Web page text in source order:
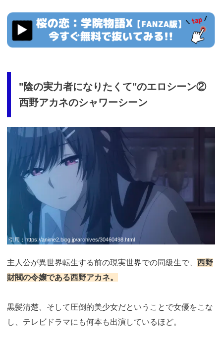
https://cv-
measurement.com/ad/p/r?
medium=261&ad=1026&creative=906
"陰の実力者になりたくて"のエロシーン②
西野アカネのシャワーシーン
引用：https://anime2.blog.jp/archives/30460498.html
主人公が異世界転生する前の現実世界での同級生で、 西野
財閥の令嬢である西野アカネ。
黒髪清楚、そして圧倒的美少女だということで女優をこな
し、テレビドラマにも何本も出演しているほど。